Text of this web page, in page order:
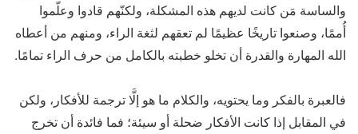
والساسة مَن كانت لديهم هذه المشكلة، ولكنّهم قادوا وعلّموا
أُممًا، وصنعوا تاريخًا عظيمًا لم تعقهم لثغة الراء، ومنهم من أعطاه
الله المهارة والقدرة أن تخلو خطبته بالكامل من حرف الراء تمامًا.
فالعبرة بالفكر وما يحتويه، والكلام ما هو إلَّا ترجمة للأفكار، ولكن
في المقابل إذا كانت الأفكار ضحلة أو سيئة؛ فما فائدة أن تخرج